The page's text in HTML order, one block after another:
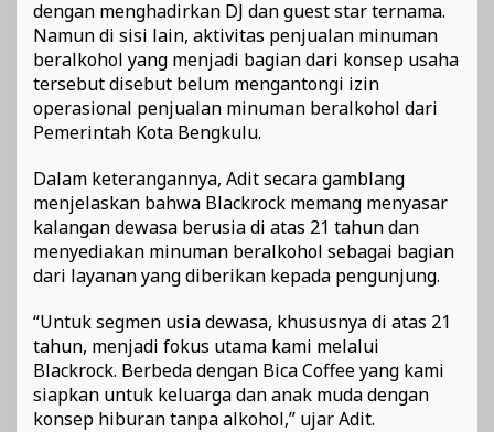
dengan menghadirkan DJ dan guest star ternama.
Namun di sisi lain, aktivitas penjualan minuman
beralkohol yang menjadi bagian dari konsep usaha
tersebut disebut belum mengantongi izin
operasional penjualan minuman beralkohol dari
Pemerintah Kota Bengkulu.
Dalam keterangannya, Adit secara gamblang
menjelaskan bahwa Blackrock memang menyasar
kalangan dewasa berusia di atas 21 tahun dan
menyediakan minuman beralkohol sebagai bagian
dari layanan yang diberikan kepada pengunjung.
“Untuk segmen usia dewasa, khususnya di atas 21
tahun, menjadi fokus utama kami melalui
Blackrock. Berbeda dengan Bica Coffee yang kami
siapkan untuk keluarga dan anak muda dengan
konsep hiburan tanpa alkohol,” ujar Adit.